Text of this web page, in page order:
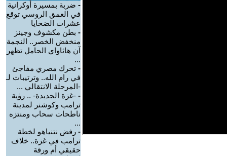
- ضربة بمسيرة أوكرانية
في العمق الروسي توقع
عشرات الضحايا
- بطن مكشوف وجينز
منخفض الخصر.. النجمة
آن هاثاواي الحامل تظهر
...
- تحرك مصري مفاجئ
في رام الله.. وترتيبات لـ
-المرحلة الانتقالي ...
- -غزة الجديدة- .. رؤية
ترامب وكوشنر لمدينة
ناطحات سحاب ومنتزه
...
- رفض نتنياهو لخطة
ترامب في غزة.. خلاف
حقيقي أم ورقة